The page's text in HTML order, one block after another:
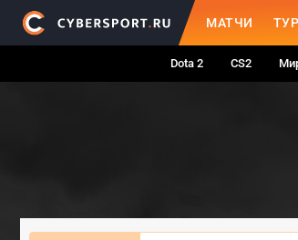
МАТЧИ
Dota 2 CS2